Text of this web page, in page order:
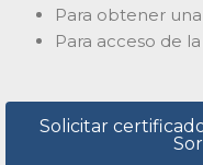
Para obtener
Para acceso de
Solicitar